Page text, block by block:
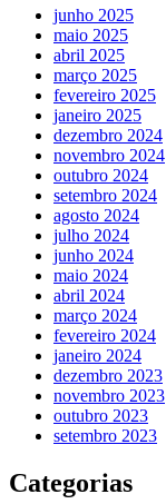
junho 2025
maio 2025
abril 2025
março 2025
fevereiro 2025
janeiro 2025
dezembro 2024
novembro 2024
outubro 2024
setembro 2024
agosto 2024
julho 2024
junho 2024
maio 2024
abril 2024
março 2024
fevereiro 2024
janeiro 2024
dezembro 2023
novembro 2023
outubro 2023
setembro 2023
Categorias